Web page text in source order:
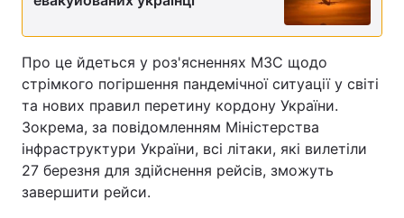
Про це йдеться у роз'ясненнях МЗС щодо
стрімкого погіршення пандемічної ситуації у світі
та нових правил перетину кордону України.
Зокрема, за повідомленням Міністерства
інфраструктури України, всі літаки, які вилетіли
27 березня для здійснення рейсів, зможуть
завершити рейси.